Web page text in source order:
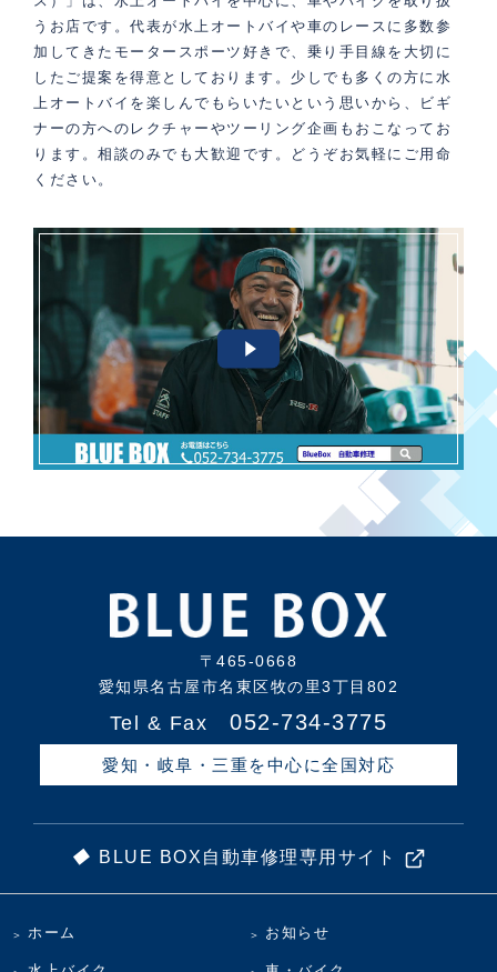
うお店です。代表が水上オートバイや車のレースに多数参
加してきたモータースポーツ好きで、乗り手目線を大切に
したご提案を得意としております。少しでも多くの方に水
上オートバイを楽しんでもらいたいという思いから、ビギ
ナーの方へのレクチャーやツーリング企画もおこなってお
ります。相談のみでも大歓迎です。どうぞお気軽にご用命
ください。
〒465-0668
愛知県名古屋市名東区牧の里3丁目802
Tel & Fax 052-734-3775
愛知・岐阜・三重を中心に全国対応
BLUE BOX自動車修理専用サイト
ホーム お知らせ